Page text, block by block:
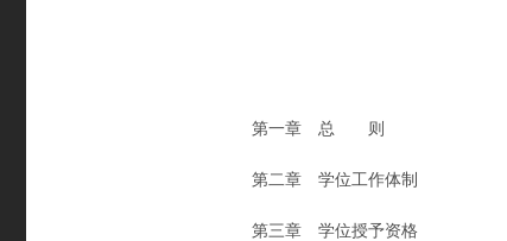
第一章 总 则
第二章 学位工作体制
第三章 学位授予资格